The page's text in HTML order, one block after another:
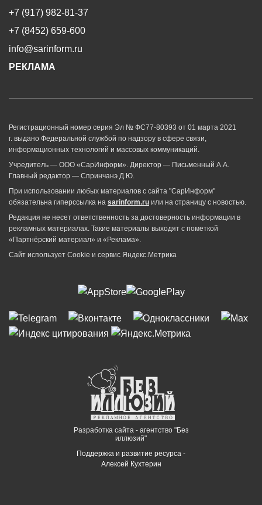
+7 (917) 982-81-37
+7 (8452) 659-600
info@sarinform.ru
РЕКЛАМА
Регистрационный номер серия Эл № ФС77-80393 от 01 марта 2021
г. выдано Федеральной службой по надзору в сфере связи,
информационных технологий и массовых коммуникаций.
Учредитель — ООО «СарИнформ». Директор — Письменный А.А.
Главный редактор — Спринчанэ Д.Ю.
При использовании любых материалов с сайта "СарИнформ"
обязательна гиперссылка на sarinform.ru или на страницу с новостью.
Редакция не несет ответственность за достоверность информации в
рекламных материалах. Такие материалы выходят с пометкой
«Партнёрский материал» и «Реклама».
Сайт использует Cookie и сервиc Яндекс.Метрика
Разработка сайта - агентство "Без
иллюзий"
Поддержка и развитие ресурса -
Алексей Кухтерин